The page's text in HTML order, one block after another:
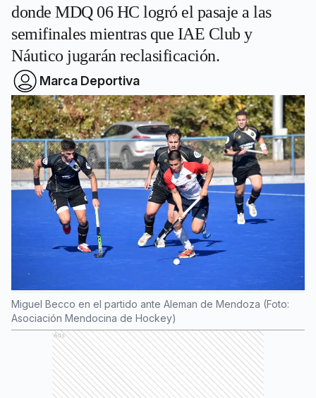
donde MDQ 06 HC logró el pasaje a las
semifinales mientras que IAE Club y
Náutico jugarán reclasificación.
Marca Deportiva
Miguel Becco en el partido ante Aleman de Mendoza (Foto:
Asociación Mendocina de Hockey)
Ads